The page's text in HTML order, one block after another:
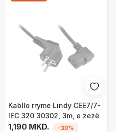
Kabllo rryme Lindy CEE7/7-
IEC 320 30302, 3m, e zezë
1,190 MKD. -30%